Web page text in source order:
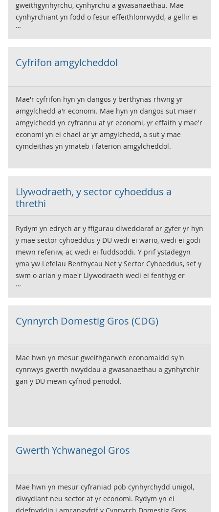
gweithgynhyrchu, cynhyrchu a gwasanaethau. Mae
cynhyrchiant yn fodd o fesur effeithlonrwydd, a gellir ei
fynegi fel cymhareb o'r allgynnyrch yn erbyn y mewnbwn
dros gyfnod amser penodol; er enghraifft, allgynnyrch
Cyfrifon amgylcheddol
Mae'r cyfrifon hyn yn dangos y berthynas rhwng yr
amgylchedd a'r economi. Mae hyn yn dangos sut mae'r
amgylchedd yn cyfrannu at yr economi, yr effaith y mae'r
economi yn ei chael ar yr amgylchedd, a sut y mae
cymdeithas yn ymateb i faterion amgylcheddol.
Llywodraeth, y sector cyhoeddus a
threthi
Rydym yn edrych ar y ffigurau diweddaraf ar gyfer yr hyn
y mae sector cyhoeddus y DU wedi ei wario, wedi ei godi
mewn refeniw, ac wedi ei fuddsoddi. Y prif ystadegyn
yma yw Lefelau Benthycau Net y Sector Cyhoeddus, sef y
swm o arian y mae'r Llywodraeth wedi ei fenthyg er
mwyn llenwi'r bwlch rhwng refeniw a gwariant.
Cynnyrch Domestig Gros (CDG)
Mae hwn yn mesur gweithgarwch economaidd sy'n
cynnwys gwerth nwyddau a gwasanaethau a gynhyrchir
gan y DU mewn cyfnod penodol.
Gwerth Ychwanegol Gros
Mae hwn yn mesur cyfraniad pob cynhyrchydd unigol,
diwydiant neu sector at yr economi. Rydym yn ei